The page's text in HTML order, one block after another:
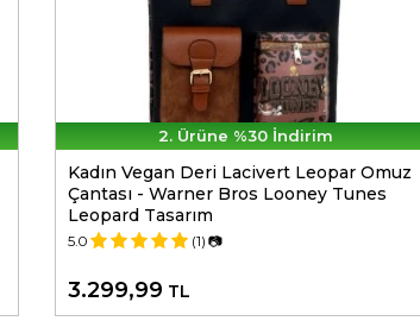
2. Ürüne %30 İndirim
Kadın Vegan Deri Lacivert Leopar Omuz
Çantası - Warner Bros Looney Tunes
Leopard Tasarım
5.0 (1) 📷
3.299,99 TL